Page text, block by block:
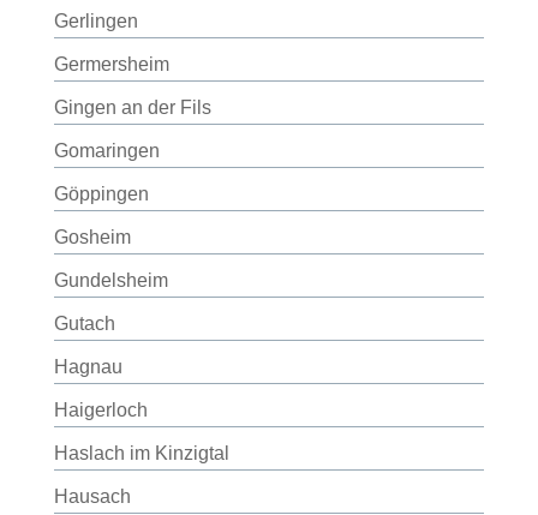
Gerlingen
Germersheim
Gingen an der Fils
Gomaringen
Göppingen
Gosheim
Gundelsheim
Gutach
Hagnau
Haigerloch
Haslach im Kinzigtal
Hausach